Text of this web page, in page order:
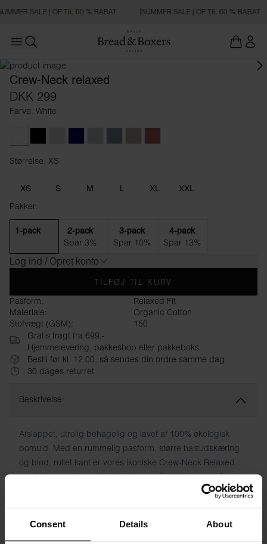
Consent Details About
SALE | OP TIL 60 % RABAT SUMMER SALE | OP TIL 60 % RABAT
Open main menu
RELAXED FIT
Crew-Neck relaxed
DKK 299
Farve: White
Størrelse: XS
XS S M L XL XXL
Pakker:
1-pack 2-pack
Spar 3%
3-pack
Spar 10%
4-pack
Spar 13%
Log ind / Opret konto
TILFØJ TIL KURV
Pasform:
Relaxed Fit
Materiale:
Organic Cotton
Stofvægt (GSM):
150
Gratis fragt fra 699,-
Hjemmelevering, pakkeshop eller pakkeboks
Bestil før kl. 12.00, så sendes din ordre samme dag
30 dages returret
Beskrivelse
Afslappet, utrolig behagelig og lavet af 100% økologisk
bomuld. Med en rummelig pasform, større halsudskæring
og blød, rullet kant er vores ikoniske Crew-Neck Relaxed
lavet til varme dage eller til at have på derhjemme, når du
er på ferie. Selvfølgelig med vaskeanvisninger trykt direkte
på stoffet i stedet for gnavemærker.